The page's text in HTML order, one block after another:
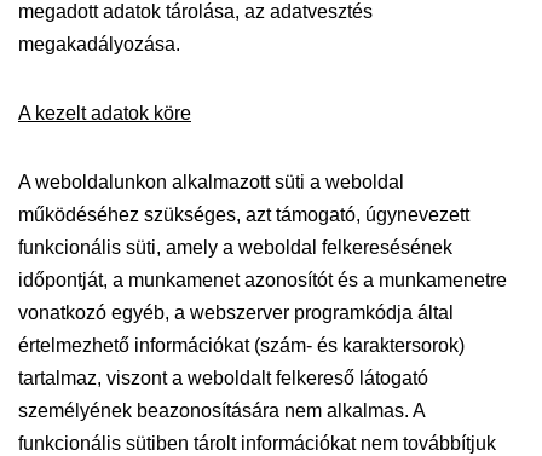
megadott adatok tárolása, az adatvesztés
megakadályozása.
A kezelt adatok köre
A weboldalunkon alkalmazott süti a weboldal
működéséhez szükséges, azt támogató, úgynevezett
funkcionális süti, amely a weboldal felkeresésének
időpontját, a munkamenet azonosítót és a munkamenetre
vonatkozó egyéb, a webszerver programkódja által
értelmezhető információkat (szám- és karaktersorok)
tartalmaz, viszont a weboldalt felkereső látogató
személyének beazonosítására nem alkalmas. A
funkcionális sütiben tárolt információkat nem továbbítjuk